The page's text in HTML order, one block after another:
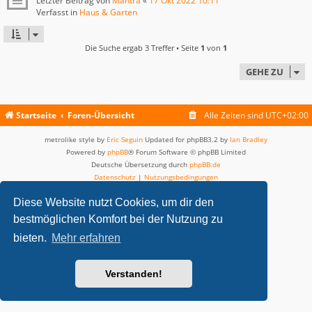
Diese Website nutzt Cookies, um dir den
bestmöglichen Komfort bei der Nutzung zu
bieten. Mehr erfahren
Verstanden!
Verfasst in Haus & Garten
Die Suche ergab 3 Treffer • Seite 1 von 1
GEHE ZU
Startseite Foren-Übersicht Alle Zeiten sind UTC+02:00
metrolike style by Eric Seguin Updated for phpBB3.2 by Ian Bradley
Powered by phpBB® Forum Software © phpBB Limited
Deutsche Übersetzung durch phpBB.de
Datenschutz | Nutzungsbedingungen